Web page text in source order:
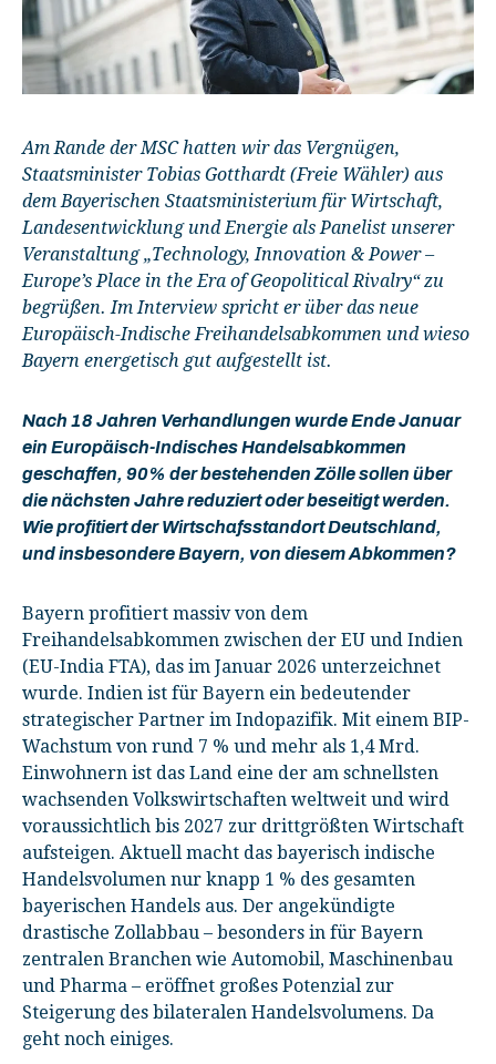
Am Rande der MSC hatten wir das Vergnügen,
Staatsminister Tobias Gotthardt (Freie Wähler) aus
dem Bayerischen Staatsministerium für Wirtschaft,
Landesentwicklung und Energie als Panelist unserer
Veranstaltung „Technology, Innovation & Power –
Europe’s Place in the Era of Geopolitical Rivalry“ zu
begrüßen. Im Interview spricht er über das neue
Europäisch-Indische Freihandelsabkommen und wieso
Bayern energetisch gut aufgestellt ist.
Nach 18 Jahren Verhandlungen wurde Ende Januar
ein Europäisch-Indisches Handelsabkommen
geschaffen, 90% der bestehenden Zölle sollen über
die nächsten Jahre reduziert oder beseitigt werden.
Wie profitiert der Wirtschafsstandort Deutschland,
und insbesondere Bayern, von diesem Abkommen?
Bayern profitiert massiv von dem
Freihandelsabkommen zwischen der EU und Indien
(EU-India FTA), das im Januar 2026 unterzeichnet
wurde. Indien ist für Bayern ein bedeutender
strategischer Partner im Indopazifik. Mit einem BIP-
Wachstum von rund 7 % und mehr als 1,4 Mrd.
Einwohnern ist das Land eine der am schnellsten
wachsenden Volkswirtschaften weltweit und wird
voraussichtlich bis 2027 zur drittgrößten Wirtschaft
aufsteigen. Aktuell macht das bayerisch indische
Handelsvolumen nur knapp 1 % des gesamten
bayerischen Handels aus. Der angekündigte
drastische Zollabbau – besonders in für Bayern
zentralen Branchen wie Automobil, Maschinenbau
und Pharma – eröffnet großes Potenzial zur
Steigerung des bilateralen Handelsvolumens. Da
geht noch einiges.